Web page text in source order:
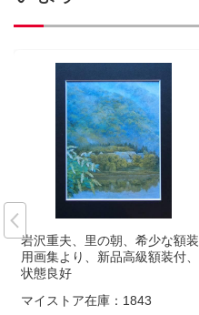
岩沢重夫、里の朝、希少な額装
用画集より、新品高級額装付、
状態良好
マイストア在庫： 1843